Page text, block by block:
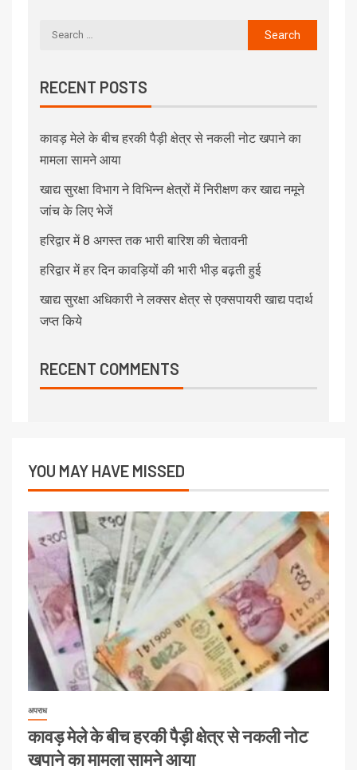
RECENT POSTS
कावड़ मेले के बीच हरकी पैड़ी क्षेत्र से नकली नोट खपाने का
मामला सामने आया
खाद्य सुरक्षा विभाग ने विभिन्न क्षेत्रों में निरीक्षण कर खाद्य नमूने
जांच के लिए भेजें
हरिद्वार में 8 अगस्त तक भारी बारिश की चेतावनी
हरिद्वार में हर दिन कावड़ियों की भारी भीड़ बढ़ती हुई
खाद्य सुरक्षा अधिकारी ने लक्सर क्षेत्र से एक्सपायरी खाद्य पदार्थ
जप्त किये
RECENT COMMENTS
YOU MAY HAVE MISSED
अपराध
कावड़ मेले के बीच हरकी पैड़ी क्षेत्र से नकली नोट
खपाने का मामला सामने आया